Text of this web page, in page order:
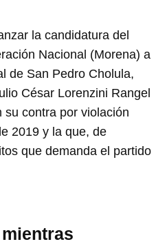
la candidatura del
Nacional (Morena) a
de San Pedro Cholula,
César Lorenzini Rangel
su contra por violación
2019 y la que, de
que demanda el partido